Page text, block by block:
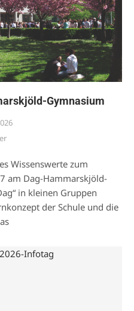
Gymnasium
Wissenswerte zum
am Dag-Hammarskjöld-
in kleinen Gruppen
der Schule und die